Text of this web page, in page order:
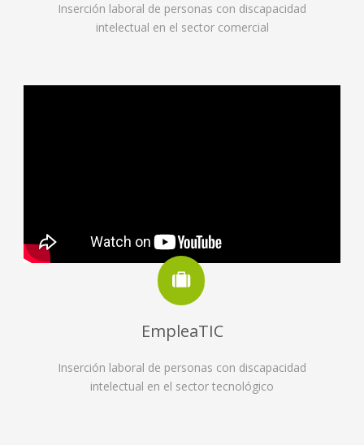
Inserción laboral de personas con discapacidad
intelectual en el sector comercial
EmpleaTIC
Inserción laboral de personas con discapacidad
intelectual en el sector tecnológico